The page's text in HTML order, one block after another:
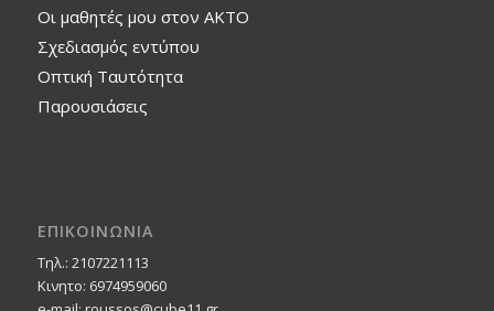
Οι μαθητές μου στον ΑΚΤΟ
Σχεδιασμός εντύπου
Οπτική Ταυτότητα
Παρουσιάσεις
ΕΠΙΚΟΙΝΩΝΙΑ
Τηλ.: 2107221113
Κινητο: 6974959060